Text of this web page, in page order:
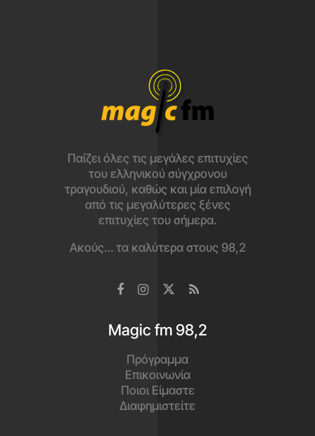
Παίζει όλες τις μεγάλες επιτυχίες
του ελληνικού σύγχρονου
τραγουδιού, καθώς και μία επιλογή
από τις μεγαλύτερες ξένες
επιτυχίες του σήμερα.
Ακούς… τα καλύτερα στους 98,2
Magic fm 98,2
Πρόγραμμα
Επικοινωνία
Ποιοι Είμαστε
Διαφημιστείτε